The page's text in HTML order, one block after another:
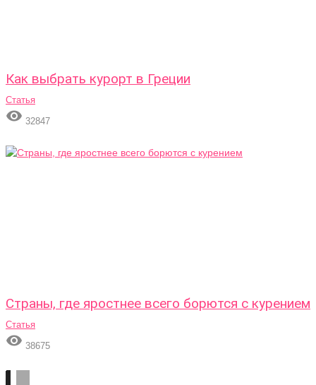
Как выбрать курорт в Греции
Статья
 32847
Страны, где яростнее всего борются с курением
Статья
 38675